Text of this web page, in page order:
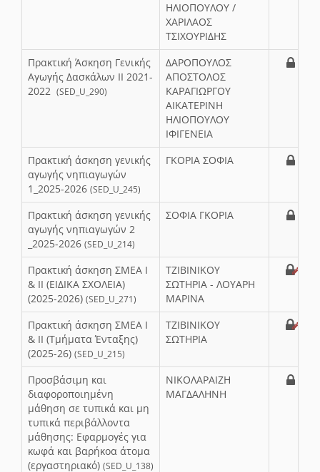
ΗΛΙΟΠΟΥΛΟΥ /
ΧΑΡΙΛΑΟΣ
ΤΣΙΧΟΥΡΙΔΗΣ
Πρακτική Άσκηση Γενικής
Αγωγής Δασκάλων ΙΙ 2021-
2022 (SED_U_290)
ΔΑΡΟΠΟΥΛΟΣ
ΑΠΟΣΤΟΛΟΣ
ΚΑΡΑΓΙΩΡΓΟΥ
ΑΙΚΑΤΕΡΙΝΗ
ΗΛΙΟΠΟΥΛΟΥ
ΙΦΙΓΕΝΕΙΑ
Πρακτική άσκηση γενικής
αγωγής νηπιαγωγών
1_2025-2026 (SED_U_245)
ΓΚΟΡΙΑ ΣΟΦΙΑ
Πρακτική άσκηση γενικής
αγωγής νηπιαγωγών 2
_2025-2026 (SED_U_214)
ΣΟΦΙΑ ΓΚΟΡΙΑ
Πρακτική άσκηση ΣΜΕΑ Ι
& ΙΙ (ΕΙΔΙΚΑ ΣΧΟΛΕΙΑ)
(2025-2026) (SED_U_271)
ΤΖΙΒΙΝΙΚΟΥ
ΣΩΤΗΡΙΑ - ΛΟΥΑΡΗ
ΜΑΡΙΝΑ
Πρακτική άσκηση ΣΜΕΑ Ι
& ΙΙ (Τμήματα Ένταξης)
(2025-26) (SED_U_215)
ΤΖΙΒΙΝΙΚΟΥ
ΣΩΤΗΡΙΑ
Προσβάσιμη και
διαφοροποιημένη
μάθηση σε τυπικά και μη
τυπικά περιβάλλοντα
μάθησης: Εφαρμογές για
κωφά και βαρήκοα άτομα
(εργαστηριακό) (SED_U_138)
ΝΙΚΟΛΑΡΑΙΖΗ
ΜΑΓΔΑΛΗΝΗ